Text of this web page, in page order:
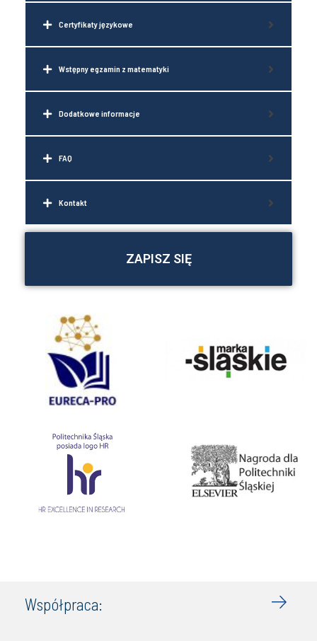
Certyfikaty językowe
Wstępny egzamin z matematyki
Dodatkowe informacje
FAQ
Kontakt
ZAPISZ SIĘ
Współpraca: